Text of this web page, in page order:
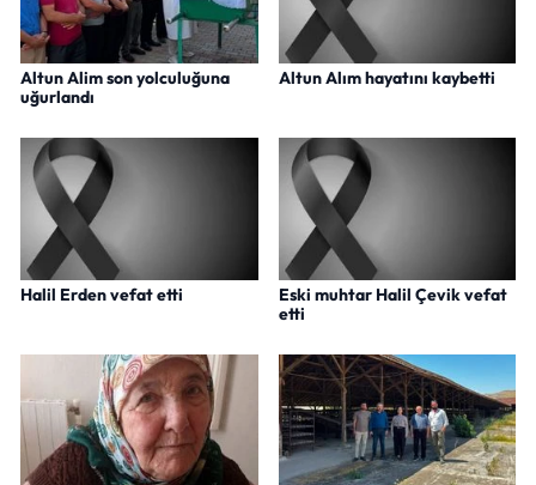
Altun Alim son yolculuğuna
uğurlandı
Altun Alım hayatını kaybetti
Halil Erden vefat etti
Eski muhtar Halil Çevik vefat
etti